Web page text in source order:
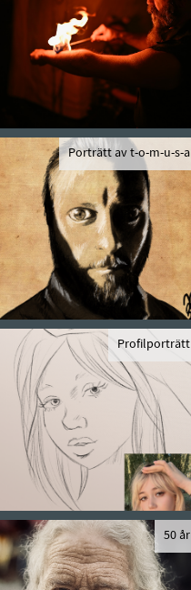
Porträtt av t-o-m-u-s-a
Profilporträtt
50 år